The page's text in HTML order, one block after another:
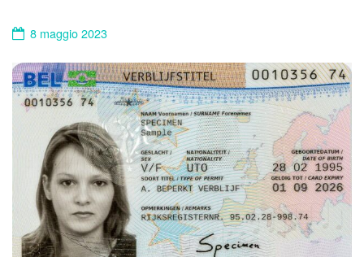
8 maggio 2023